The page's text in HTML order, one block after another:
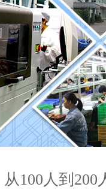
从100人到